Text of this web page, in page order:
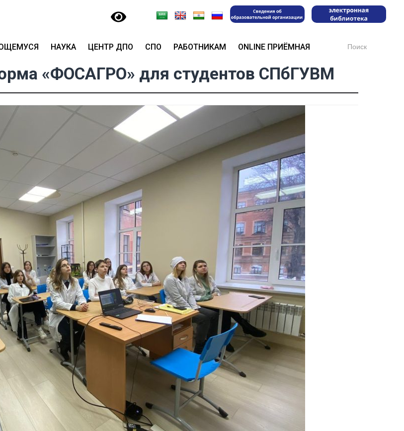
НАУКА ЦЕНТР ДПО СПО РАБОТНИКАМ ONLINE ПРИЁМНАЯ for:
«ФОСАГРО» для студентов СПбГУВМ